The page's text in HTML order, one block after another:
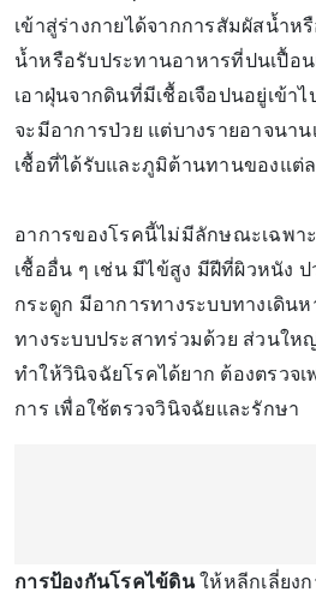
เข้าสู่ร่างกายได้จากการสัมผัสน้ำห
น้ำหรือรับประทานอาหารที่ปนเปื้อ
เอาฝุ่นจากดินที่มีเชื้อเจือปนอยู่เข้า
จะมีอาการป่วย แต่บางรายอาจนา
เชื้อที่ได้รับและภูมิต้านทานของแต่
อาการของโรคนี้ไม่มีลักษณะเฉพา
เชื้ออื่น ๆ เช่น มีไข้สูง มีฝีที่ผิวหนัง
กระดูก มีอาการทางระบบทางเดิน
ทางระบบประสาทร่วมด้วย ส่วนให
ทำให้วินิจฉัยโรคได้ยาก ต้องตรวจ
การ เพื่อใช้ตรวจวินิจฉัยและรักษา
การป้องกันโรคไข้ดินให้หลีกเลี่ยง